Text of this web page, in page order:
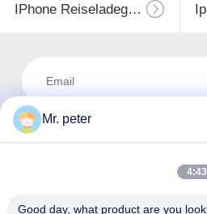
IPhone Reiseladegerät
Mr. peter
Good day, what product are you